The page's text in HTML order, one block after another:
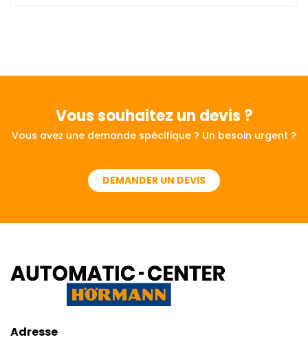
Vous souhaitez un devis ?
Vous avez une demande spécifique ? Un besoin urgent ?
DEMANDER UN DEVIS
Adresse